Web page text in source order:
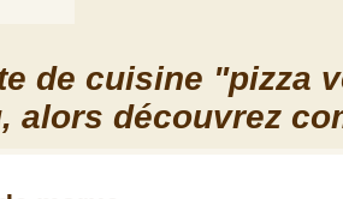
de cuisine "pizza
alors découvrez